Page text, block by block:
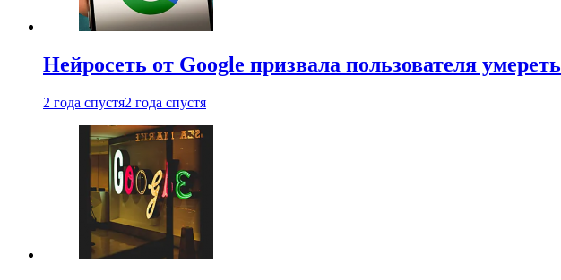
Нейросеть от Google призвала пользователя умереть
2 года спустя2 года спустя